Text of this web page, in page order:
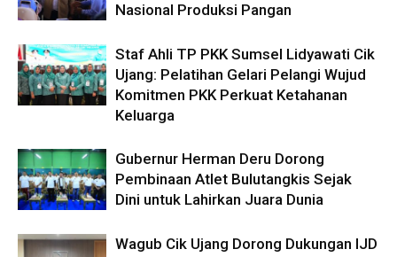
Nasional Produksi Pangan
Staf Ahli TP PKK Sumsel Lidyawati Cik
Ujang: Pelatihan Gelari Pelangi Wujud
Komitmen PKK Perkuat Ketahanan
Keluarga
Gubernur Herman Deru Dorong
Pembinaan Atlet Bulutangkis Sejak
Dini untuk Lahirkan Juara Dunia
Wagub Cik Ujang Dorong Dukungan IJD